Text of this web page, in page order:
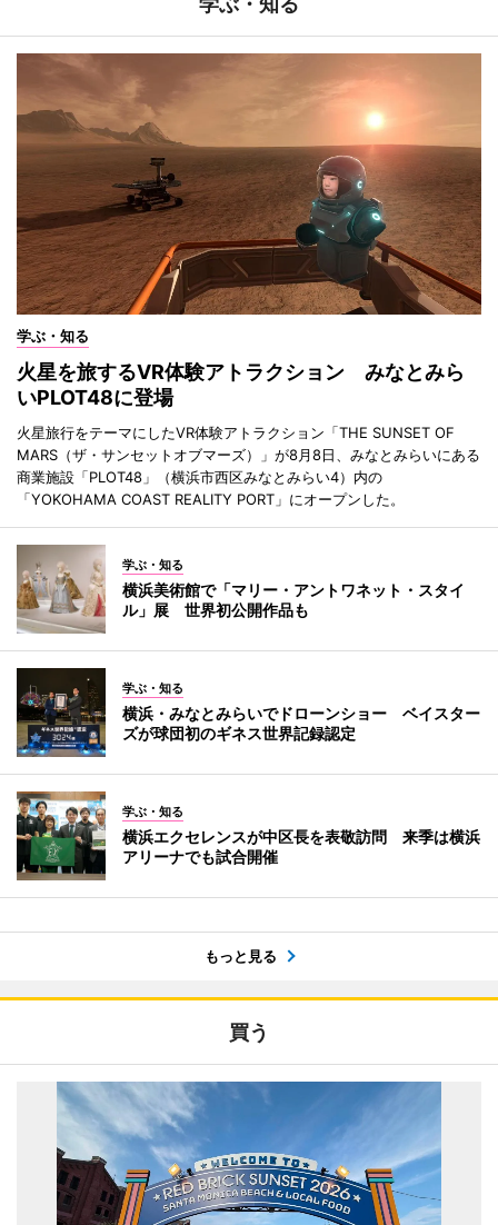
学ぶ・知る
火星を旅するVR体験アトラクション みなとみら
いPLOT48に登場
火星旅行をテーマにしたVR体験アトラクション「THE SUNSET OF
MARS（ザ・サンセットオブマーズ）」が8月8日、みなとみらいにある
商業施設「PLOT48」（横浜市西区みなとみらい4）内の
「YOKOHAMA COAST REALITY PORT」にオープンした。
学ぶ・知る
横浜美術館で「マリー・アントワネット・スタイ
ル」展 世界初公開作品も
学ぶ・知る
横浜・みなとみらいでドローンショー ベイスター
ズが球団初のギネス世界記録認定
学ぶ・知る
横浜エクセレンスが中区長を表敬訪問 来季は横浜
アリーナでも試合開催
もっと見る
買う